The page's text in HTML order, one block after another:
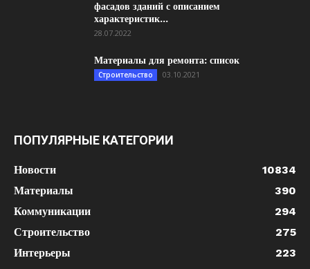
фасадов зданий с описанием
характеристик...
28.07.2022
Материалы для ремонта: список
Строительство 03.10.2021
ПОПУЛЯРНЫЕ КАТЕГОРИИ
Новости
10834
Материалы
390
Коммуникации
294
Строительство
275
Интерьеры
223